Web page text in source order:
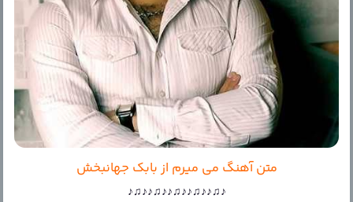
متن آهنگ می میرم از بابک جهانبخش
♪♫♪♪♫♪♪♫♪♪♫♪♪♫♪